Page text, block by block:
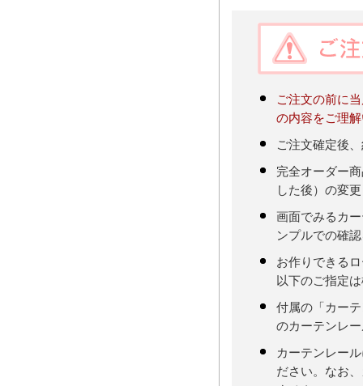
ご注文の前に
の内容をご理
ご注文確定後
完全オーダー
した後）の変
画面でみるカ
ンプルでの確
お作りできる
以下のご指定
付属の「カー
のカーテンレ
カーテンレー
ださい。なお